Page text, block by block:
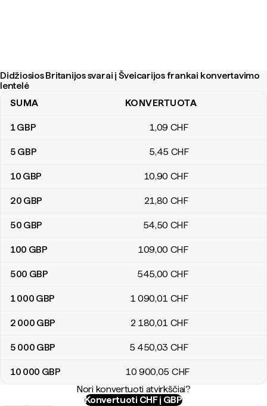
Didžiosios Britanijos svarai į Šveicarijos frankai konvertavimo
lentelė
Didžiosios Britanijos svarai į Šveicarijos frankai konvertavimo
SUMA KONVERTUOTA
1GBP 1,09 CHF
5 GBP 5,45 CHF
10 GBP 10,90 CHF
20 GBP 21,80 CHF
50 GBP 54,50 CHF
100 GBP 109,00 CHF
500 GBP 545,00 CHF
1 000 GBP 1 090,01 CHF
2 000 GBP 2 180,01 CHF
5 000 GBP 5 450,03 CHF
10 000 GBP 10 900,05 CHF
Nori konvertuoti atvirkščiai?
Konvertuoti CHF į GBP